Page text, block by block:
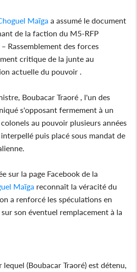
Maïga a assumé le document
de la faction du M5-RFP
Rassemblement des forces
critique de la junte au
actuelle du pouvoir .
Boubacar Traoré , l'un des
s'opposant fermement à un
au pouvoir plusieurs années
puis placé sous mandat de
sur la page Facebook de la
Maïga reconnaît la véracité du
a renforcé les spéculations en
son éventuel remplacement à la
lequel (Boubacar Traoré) est détenu,